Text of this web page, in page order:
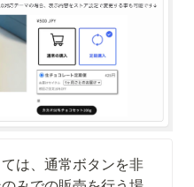
は、通常ボタンを非